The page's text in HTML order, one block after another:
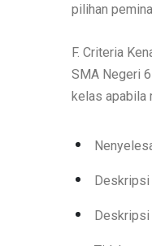
pilihan
F. Criteria
SMA Negeri
kelas apabila